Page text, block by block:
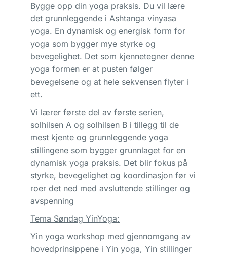
Bygge opp din yoga praksis. Du vil lære
det grunnleggende i Ashtanga vinyasa
yoga. En dynamisk og energisk form for
yoga som bygger mye styrke og
bevegelighet. Det som kjennetegner denne
yoga formen er at pusten følger
bevegelsene og at hele sekvensen flyter i
ett.
Vi lærer første del av første serien,
solhilsen A og solhilsen B i tillegg til de
mest kjente og grunnleggende yoga
stillingene som bygger grunnlaget for en
dynamisk yoga praksis. Det blir fokus på
styrke, bevegelighet og koordinasjon før vi
roer det ned med avsluttende stillinger og
avspenning
Tema Søndag YinYoga:
Yin yoga workshop med gjennomgang av
hovedprinsippene i Yin yoga, Yin stillinger